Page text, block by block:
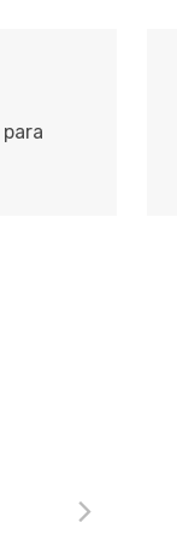
para